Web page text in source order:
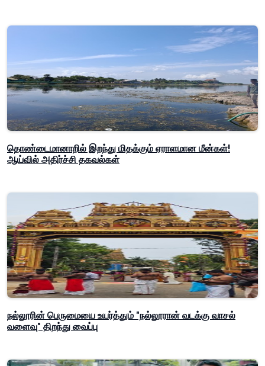
தொண்டைமானாறில் இறந்து மிதக்கும் ஏராளமான மீன்கள்!
ஆய்வில் அதிர்ச்சி தகவல்கள்
நல்லூரின் பெருமையை உயர்த்தும் "நல்லூரான் வடக்கு வாசல்
வளைவு" திறந்து வைப்பு